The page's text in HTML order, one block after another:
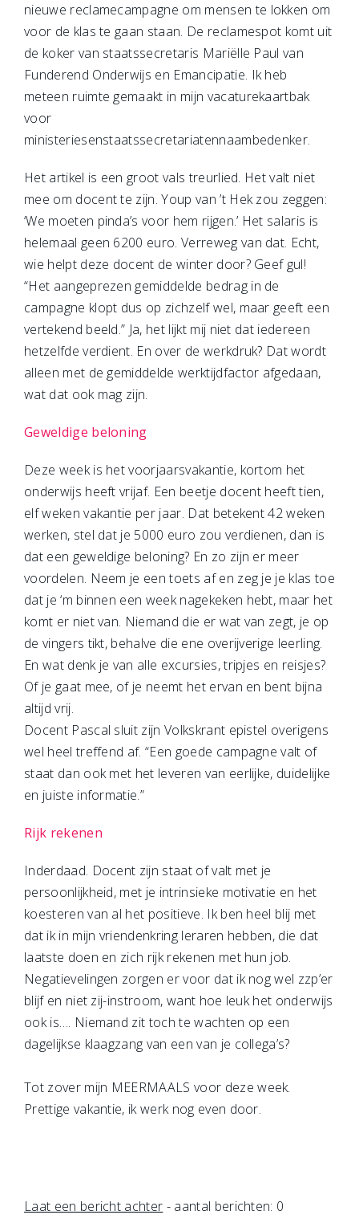
nieuwe reclamecampagne om mensen te lokken om
voor de klas te gaan staan. De reclamespot komt uit
de koker van staatssecretaris Mariëlle Paul van
Funderend Onderwijs en Emancipatie. Ik heb
meteen ruimte gemaakt in mijn vacaturekaartbak
voor
ministeriesenstaatssecretariatennaambedenker.
Het artikel is een groot vals treurlied. Het valt niet
mee om docent te zijn. Youp van ’t Hek zou zeggen:
‘We moeten pinda’s voor hem rijgen.’ Het salaris is
helemaal geen 6200 euro. Verreweg van dat. Echt,
wie helpt deze docent de winter door? Geef gul!
“Het aangeprezen gemiddelde bedrag in de
campagne klopt dus op zichzelf wel, maar geeft een
vertekend beeld.” Ja, het lijkt mij niet dat iedereen
hetzelfde verdient. En over de werkdruk? Dat wordt
alleen met de gemiddelde werktijdfactor afgedaan,
wat dat ook mag zijn.
Geweldige beloning
Deze week is het voorjaarsvakantie, kortom het
onderwijs heeft vrijaf. Een beetje docent heeft tien,
elf weken vakantie per jaar. Dat betekent 42 weken
werken, stel dat je 5000 euro zou verdienen, dan is
dat een geweldige beloning? En zo zijn er meer
voordelen. Neem je een toets af en zeg je je klas toe
dat je ‘m binnen een week nagekeken hebt, maar het
komt er niet van. Niemand die er wat van zegt, je op
de vingers tikt, behalve die ene overijverige leerling.
En wat denk je van alle excursies, tripjes en reisjes?
Of je gaat mee, of je neemt het ervan en bent bijna
altijd vrij.
Docent Pascal sluit zijn Volkskrant epistel overigens
wel heel treffend af. “Een goede campagne valt of
staat dan ook met het leveren van eerlijke, duidelijke
en juiste informatie.”
Rijk rekenen
Inderdaad. Docent zijn staat of valt met je
persoonlijkheid, met je intrinsieke motivatie en het
koesteren van al het positieve. Ik ben heel blij met
dat ik in mijn vriendenkring leraren hebben, die dat
laatste doen en zich rijk rekenen met hun job.
Negatievelingen zorgen er voor dat ik nog wel zzp’er
blijf en niet zij-instroom, want hoe leuk het onderwijs
ook is…. Niemand zit toch te wachten op een
dagelijkse klaagzang van een van je collega’s?
Tot zover mijn MEERMAALS voor deze week.
Prettige vakantie, ik werk nog even door.
Laat een bericht achter - aantal berichten: 0